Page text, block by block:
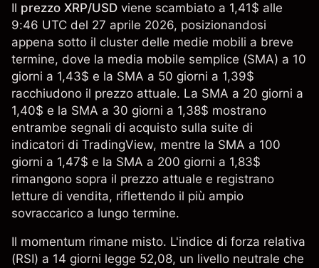
Il prezzo XRP/USD viene scambiato a 1,41$ alle
9:46 UTC del 27 aprile 2026, posizionandosi
appena sotto il cluster delle medie mobili a breve
termine, dove la media mobile semplice (SMA) a 10
giorni a 1,43$ e la SMA a 50 giorni a 1,39$
racchiudono il prezzo attuale. La SMA a 20 giorni a
1,40$ e la SMA a 30 giorni a 1,38$ mostrano
entrambe segnali di acquisto sulla suite di
indicatori di TradingView, mentre la SMA a 100
giorni a 1,47$ e la SMA a 200 giorni a 1,83$
rimangono sopra il prezzo attuale e registrano
letture di vendita, riflettendo il più ampio
sovraccarico a lungo termine.
Il momentum rimane misto. L'indice di forza relativa
(RSI) a 14 giorni legge 52,08, un livello neutrale che